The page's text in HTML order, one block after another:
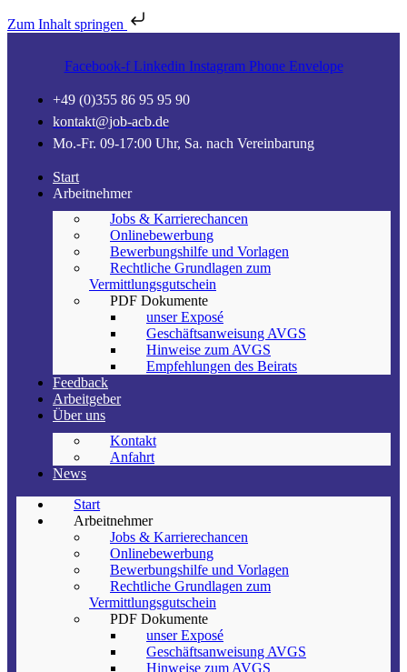
Zum Inhalt springen
Facebook-f Linkedin Instagram Phone Envelope
+49 (0)355 86 95 95 90
kontakt@job-acb.de
Mo.-Fr. 09-17:00 Uhr, Sa. nach Vereinbarung
Start
Arbeitnehmer
Jobs & Karrierechancen
Onlinebewerbung
Bewerbungshilfe und Vorlagen
Rechtliche Grundlagen zum
Vermittlungsgutschein
PDF Dokumente
unser Exposé
Geschäftsanweisung AVGS
Hinweise zum AVGS
Empfehlungen des Beirats
Feedback
Arbeitgeber
Über uns
Kontakt
Anfahrt
News
Start
Arbeitnehmer
Jobs & Karrierechancen
Onlinebewerbung
Bewerbungshilfe und Vorlagen
Rechtliche Grundlagen zum
Vermittlungsgutschein
PDF Dokumente
unser Exposé
Geschäftsanweisung AVGS
Hinweise zum AVGS